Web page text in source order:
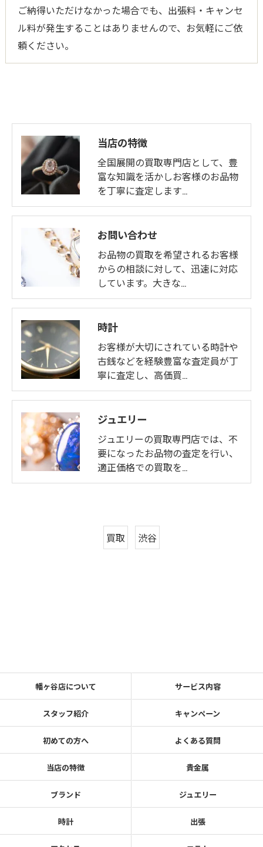
ご納得いただけなかった場合でも、出張料・キャンセ
ル料が発生することはありませんので、お気軽にご依
頼ください。
当店の特徴
全国展開の買取専門店として、豊
富な知識を活かしお客様のお品物
を丁寧に査定します…
お問い合わせ
お品物の買取を希望されるお客様
からの相談に対して、迅速に対応
しています。大きな…
時計
お客様が大切にされている時計や
古銭などを経験豊富な査定員が丁
寧に査定し、高価買…
ジュエリー
ジュエリーの買取専門店では、不
要になったお品物の査定を行い、
適正価格での買取を…
買取 渋谷
幡ヶ谷店について サービス内容
スタッフ紹介 キャンペーン
初めての方へ よくある質問
当店の特徴 貴金属
ブランド ジュエリー
時計 出張